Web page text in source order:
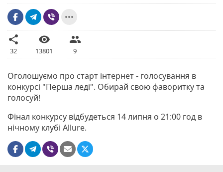
more_horiz
share
32
visibility
13801
people
9
Оголошуємо про старт інтернет - голосування в
конкурсі "Перша леді". Обирай свою фаворитку та
голосуй!
Фінал конкурсу відбудеться 14 липня о 21:00 год в
нічному клубі Allure.